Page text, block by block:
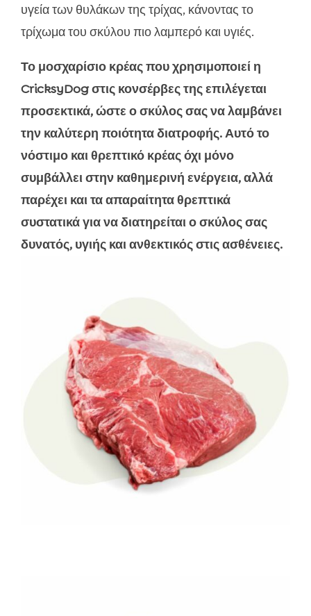
υγεία των θυλάκων της τρίχας, κάνοντας το
τρίχωμα του σκύλου πιο λαμπερό και υγιές.
Το μοσχαρίσιο κρέας που χρησιμοποιεί η
CricksyDog στις κονσέρβες της επιλέγεται
προσεκτικά, ώστε ο σκύλος σας να λαμβάνει
την καλύτερη ποιότητα διατροφής. Αυτό το
νόστιμο και θρεπτικό κρέας όχι μόνο
συμβάλλει στην καθημερινή ενέργεια, αλλά
παρέχει και τα απαραίτητα θρεπτικά
συστατικά για να διατηρείται ο σκύλος σας
δυνατός, υγιής και ανθεκτικός στις ασθένειες.